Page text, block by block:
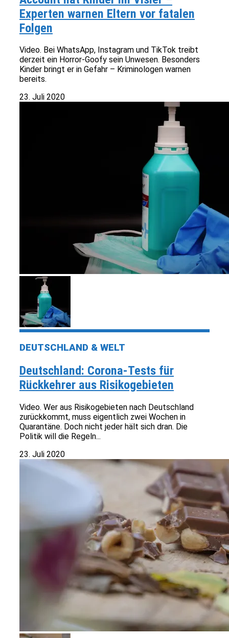
Experten warnen Eltern vor fatalen
Folgen
Video. Bei WhatsApp, Instagram und TikTok treibt
derzeit ein Horror-Goofy sein Unwesen. Besonders
Kinder bringt er in Gefahr – Kriminologen warnen
bereits.
23. Juli 2020
DEUTSCHLAND & WELT
Deutschland: Corona-Tests für
Rückkehrer aus Risikogebieten
Video. Wer aus Risikogebieten nach Deutschland
zurückkommt, muss eigentlich zwei Wochen in
Quarantäne. Doch nicht jeder hält sich dran. Die
Politik will die Regeln...
23. Juli 2020